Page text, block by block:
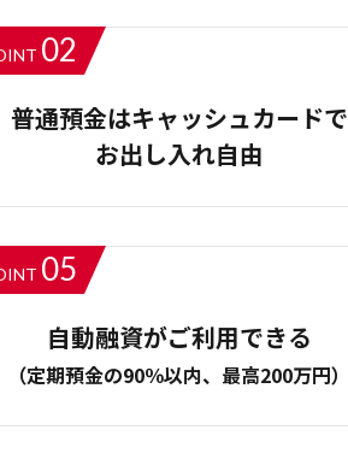
02
普通預金はキャッシュカードで
お出し入れ自由
05
自動融資がご利用できる
（定期預金の90％以内、最高200万円）